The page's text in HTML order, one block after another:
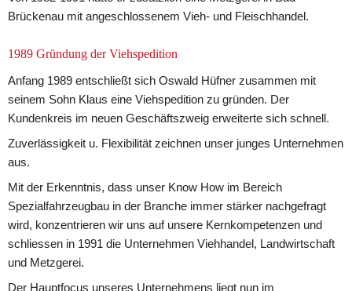
Brückenau mit angeschlossenem Vieh- und Fleischhandel.
1989 Gründung der Viehspedition
Anfang 1989 entschließt sich Oswald Hüfner zusammen mit
seinem Sohn Klaus eine Viehspedition zu gründen. Der
Kundenkreis im neuen Geschäftszweig erweiterte sich schnell.
Zuverlässigkeit u. Flexibilität zeichnen unser junges Unternehmen
aus.
Mit der Erkenntnis, dass unser Know How im Bereich
Spezialfahrzeugbau in der Branche immer stärker nachgefragt
wird, konzentrieren wir uns auf unsere Kernkompetenzen und
schliessen in 1991 die Unternehmen Viehhandel, Landwirtschaft
und Metzgerei.
Der Hauptfocus unseres Unternehmens liegt nun im